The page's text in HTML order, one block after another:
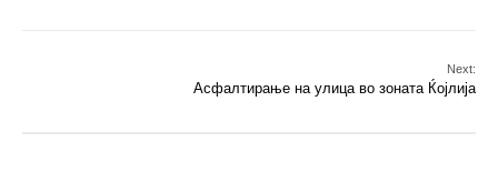
Next:
Асфалтирање на улица во зоната Ќојлија